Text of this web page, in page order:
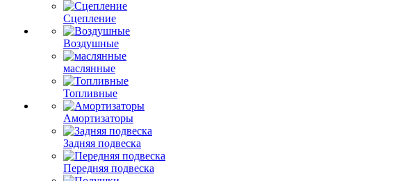
Сцепление
Воздушные
маслянные
Топливные
Амортизаторы
Задняя подвеска
Передняя подвеска